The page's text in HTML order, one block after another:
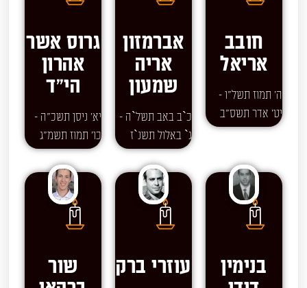
חובב
אריאל
ה' תמוז תשל"ו -
יט' אדר תשס"ב
אברמזון
אריה
שמעון
כ`ב באב תשל`ה -
ג` באלול תשנ`ז
גרוס אשר
אהרון
הי"ד
יא' ניסן תשכ"ה -
כו' תמוז תשמ"ג
בנימין
עוזרי ברק
שור